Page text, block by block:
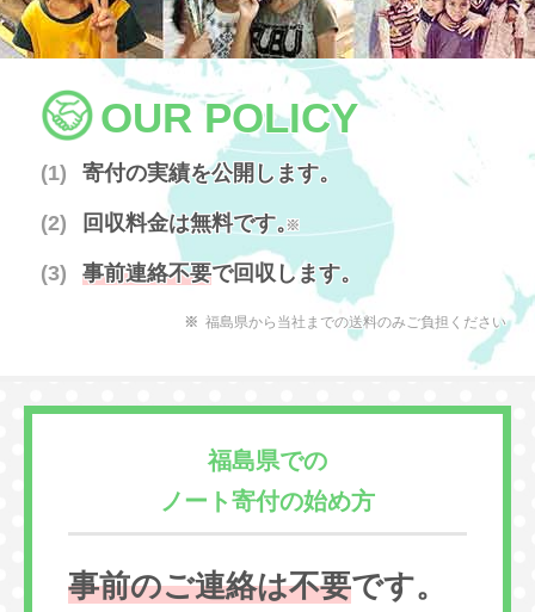
OUR POLICY
寄付の実績を公開します。
回収料金は無料です。
※
事前連絡不要で回収します。
福島県から当社までの送料のみご負担ください
福島県での
ノート寄付の始め方
事前のご連絡は不要です。